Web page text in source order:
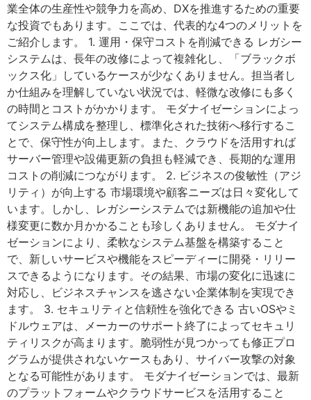
業全体の生産性や競争力を高め、DXを推進するための重要
な投資でもあります。ここでは、代表的な4つのメリットを
ご紹介します。 1. 運用・保守コストを削減できる レガシー
システムは、長年の改修によって複雑化し、「ブラックボ
ックス化」しているケースが少なくありません。担当者し
か仕組みを理解していない状況では、軽微な改修にも多く
の時間とコストがかかります。 モダナイゼーションによっ
てシステム構成を整理し、標準化された技術へ移行するこ
とで、保守性が向上します。また、クラウドを活用すれば
サーバー管理や設備更新の負担も軽減でき、長期的な運用
コストの削減につながります。 2. ビジネスの俊敏性（アジ
リティ）が向上する 市場環境や顧客ニーズは日々変化して
います。しかし、レガシーシステムでは新機能の追加や仕
様変更に数か月かかることも珍しくありません。 モダナイ
ゼーションにより、柔軟なシステム基盤を構築すること
で、新しいサービスや機能をスピーディーに開発・リリー
スできるようになります。その結果、市場の変化に迅速に
対応し、ビジネスチャンスを逃さない企業体制を実現でき
ます。 3. セキュリティと信頼性を強化できる 古いOSやミ
ドルウェアは、メーカーのサポート終了によってセキュリ
ティリスクが高まります。脆弱性が見つかっても修正プロ
グラムが提供されないケースもあり、サイバー攻撃の対象
となる可能性があります。 モダナイゼーションでは、最新
のプラットフォームやクラウドサービスを活用すること